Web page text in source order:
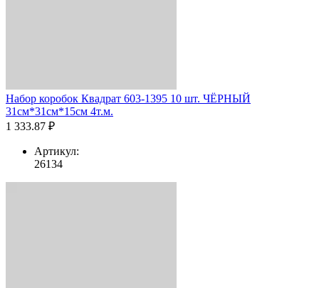
Набор коробок Квадрат 603-1395 10 шт. ЧЁРНЫЙ
31см*31см*15см 4т.м.
1 333.87 ₽
Артикул:
26134